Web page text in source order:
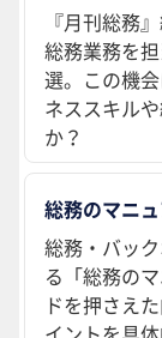
『月刊総務
総務業務を
選。この機
ネススキル
か？
総務のマニ
総務・バッ
る「総務の
ドを押さえ